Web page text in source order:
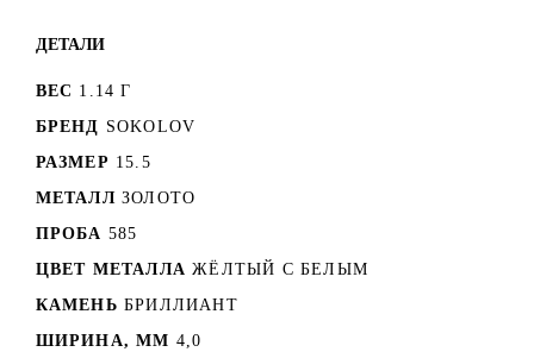
ДЕТАЛИ
ВЕС 1.14 Г
БРЕНД SOKOLOV
РАЗМЕР 15.5
МЕТАЛЛ ЗОЛОТО
ПРОБА 585
ЦВЕТ МЕТАЛЛА ЖЁЛТЫЙ С БЕЛЫМ
КАМЕНЬ БРИЛЛИАНТ
ШИРИНА, ММ 4,0